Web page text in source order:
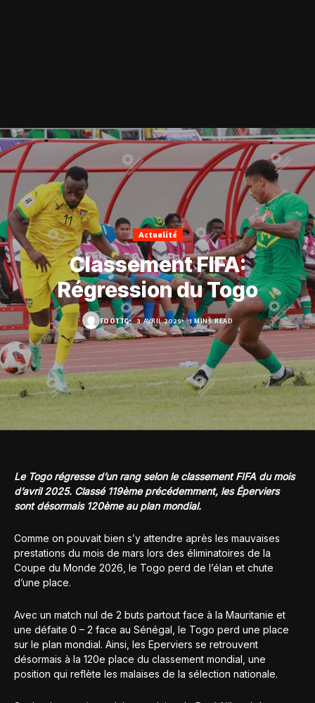
Actualité
Classement FIFA:
Régression du Togo
FOOT.TG 3 AVRIL 2025 1 MINS READ
Le Togo régresse d’un rang selon le classement FIFA du mois
d’avril 2025. Classé 119ème précédemment, les Éperviers
sont désormais 120ème au plan mondial.
Comme on pouvait bien s’y attendre après les mauvaises
prestations du mois de mars lors des éliminatoires de la
Coupe du Monde 2026, le Togo perd de l’élan et chute
d’une place.
Avec un match nul de 2 buts partout face à la Mauritanie et
une défaite 0 – 2 face au Sénégal, le Togo perd une place
sur le plan mondial. Ainsi, les Eperviers se retrouvent
désormais à la 120e place du classement mondial, une
position qui reflète les malaises de la sélection nationale.